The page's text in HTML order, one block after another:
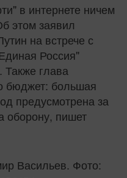
в интернете ничем
этом заявил
на встрече с
Россия"
глава
бюджет: большая
предусмотрена за
оборону, пишет